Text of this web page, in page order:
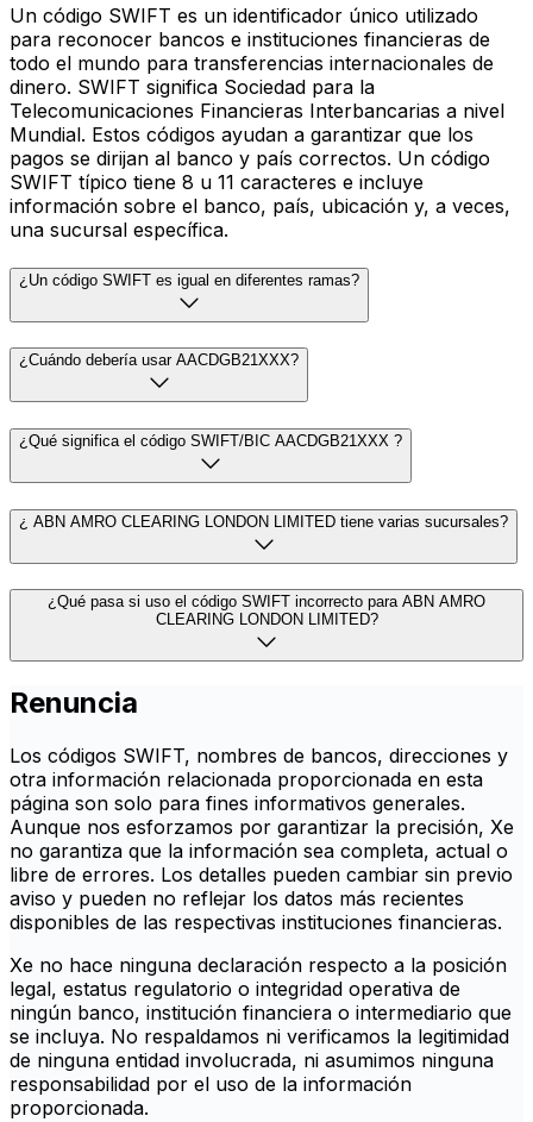
Un código SWIFT es un identificador único utilizado
para reconocer bancos e instituciones financieras de
todo el mundo para transferencias internacionales de
dinero. SWIFT significa Sociedad para la
Telecomunicaciones Financieras Interbancarias a nivel
Mundial. Estos códigos ayudan a garantizar que los
pagos se dirijan al banco y país correctos. Un código
SWIFT típico tiene 8 u 11 caracteres e incluye
información sobre el banco, país, ubicación y, a veces,
una sucursal específica.
¿Un código SWIFT es igual en diferentes ramas?
¿Cuándo debería usar AACDGB21XXX?
¿Qué significa el código SWIFT/BIC AACDGB21XXX ?
¿ ABN AMRO CLEARING LONDON LIMITED tiene varias sucursales?
¿Qué pasa si uso el código SWIFT incorrecto para ABN AMRO
CLEARING LONDON LIMITED?
Renuncia
Los códigos SWIFT, nombres de bancos, direcciones y
otra información relacionada proporcionada en esta
página son solo para fines informativos generales.
Aunque nos esforzamos por garantizar la precisión, Xe
no garantiza que la información sea completa, actual o
libre de errores. Los detalles pueden cambiar sin previo
aviso y pueden no reflejar los datos más recientes
disponibles de las respectivas instituciones financieras.
Xe no hace ninguna declaración respecto a la posición
legal, estatus regulatorio o integridad operativa de
ningún banco, institución financiera o intermediario que
se incluya. No respaldamos ni verificamos la legitimidad
de ninguna entidad involucrada, ni asumimos ninguna
responsabilidad por el uso de la información
proporcionada.